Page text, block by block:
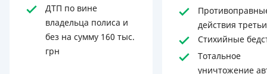
ДТП по вине
владельца полиса и
без на сумму 160 тыс.
грн
действия
Стихийные
Тотальное
уничтожение